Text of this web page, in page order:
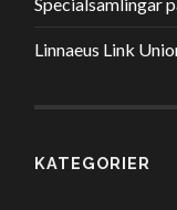
Specialsamlingar
Linnaeus Link
KATEGORIER